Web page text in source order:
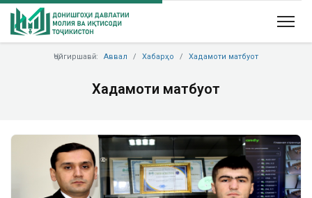
Ҷойгиршавӣ: Аввал Хабарҳо Хадамоти матбуот
Хадамоти матбуот